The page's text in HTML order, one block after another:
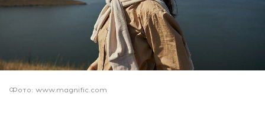
Фото: www.magnific.com